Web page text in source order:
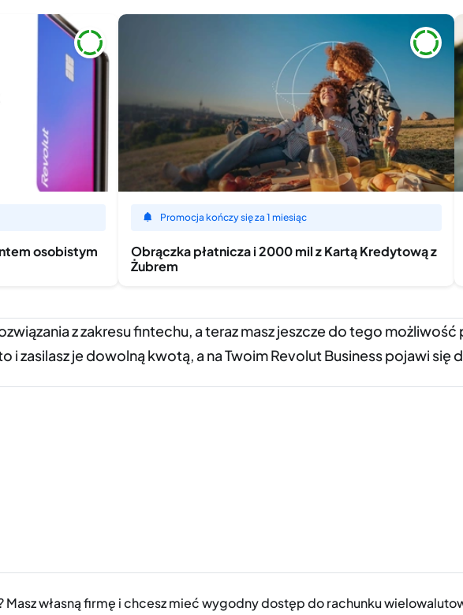
osobistym
Promocja kończy się za 1 miesiąc
Obrączka płatnicza i 2000 mil z Kartą Kredytową z
Żubrem
z zakresu fintechu, a teraz masz jeszcze do tego
i zasilasz je dowolną kwotą, a na Twoim Revolut Business pojawi
Masz własną firmę i chcesz mieć wygodny dostęp do rachunku